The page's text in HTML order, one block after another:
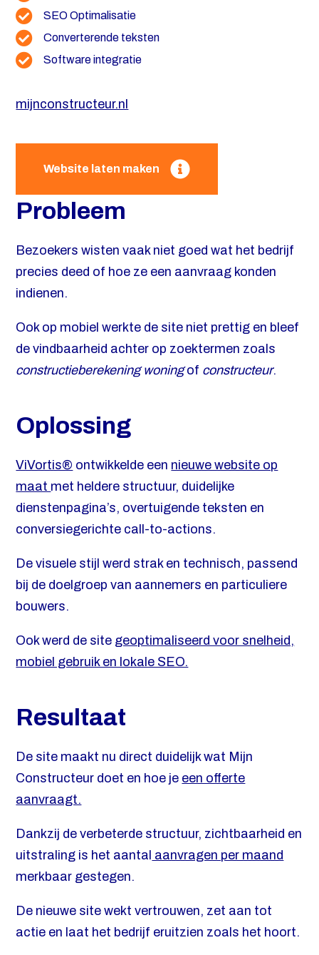
Probleem
Bezoekers wisten vaak niet goed wat het bedrijf
precies deed of hoe ze een aanvraag konden
indienen.
Ook op mobiel werkte de site niet prettig en bleef
de vindbaarheid achter op zoektermen zoals
constructieberekening woningof constructeur.
Oplossing
ViVortis® ontwikkelde een nieuwe website op
maat met heldere structuur, duidelijke
dienstenpagina’s, overtuigende teksten en
conversiegerichte call-to-actions.
De visuele stijl werd strak en technisch, passend
bij de doelgroep van aannemers en particuliere
bouwers.
Ook werd de site geoptimaliseerd voor snelheid,
mobiel gebruik en lokale SEO.
Resultaat
De site maakt nu direct duidelijk wat Mijn
Constructeur doet en hoe je een offerte
aanvraagt.
Dankzij de verbeterde structuur, zichtbaarheid en
uitstraling is het aantal aanvragen per maand
merkbaar gestegen.
De nieuwe site wekt vertrouwen, zet aan tot
actie en laat het bedrijf eruitzien zoals het hoort.
SEO Optimalisatie
Converterende teksten
Software integratie
mijnconstructeur.nl
Website laten maken